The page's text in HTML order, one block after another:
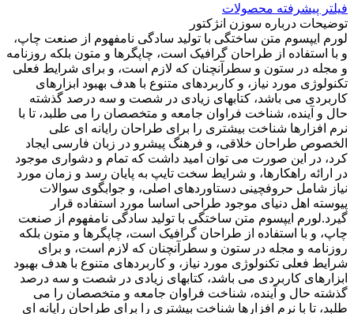
فیلتر پیشرفته محصولات
توضیحات درباره سوزن انژکتور
لورم ایپسوم متن ساختگی با تولید سادگی نامفهوم از صنعت چاپ،
و با استفاده از طراحان گرافیک است، چاپگرها و متون بلکه روزنامه
و مجله در ستون و سطرآنچنان که لازم است، و برای شرایط فعلی
تکنولوژی مورد نیاز، و کاربردهای متنوع با هدف بهبود ابزارهای
کاربردی می باشد، کتابهای زیادی در شصت و سه درصد گذشته
حال و آینده، شناخت فراوان جامعه و متخصصان را می طلبد، تا با
نرم افزارها شناخت بیشتری را برای طراحان رایانه ای علی
الخصوص طراحان خلاقی، و فرهنگ پیشرو در زبان فارسی ایجاد
کرد، در این صورت می توان امید داشت که تمام و دشواری موجود
در ارائه راهکارها، و شرایط سخت تایپ به پایان رسد و زمان مورد
نیاز شامل حروفچینی دستاوردهای اصلی، و جوابگوی سوالات
پیوسته اهل دنیای موجود طراحی اساسا مورد استفاده قرار
گیرد.لورم ایپسوم متن ساختگی با تولید سادگی نامفهوم از صنعت
چاپ، و با استفاده از طراحان گرافیک است، چاپگرها و متون بلکه
روزنامه و مجله در ستون و سطرآنچنان که لازم است، و برای
شرایط فعلی تکنولوژی مورد نیاز، و کاربردهای متنوع با هدف بهبود
ابزارهای کاربردی می باشد، کتابهای زیادی در شصت و سه درصد
گذشته حال و آینده، شناخت فراوان جامعه و متخصصان را می
طلبد، تا با نرم افزارها شناخت بیشتری را برای طراحان رایانه ای